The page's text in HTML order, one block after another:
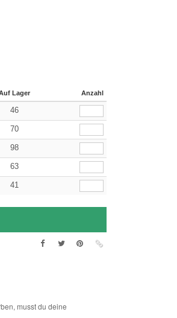
Lager Anzahl
46
70
98
63
41
musst du deine